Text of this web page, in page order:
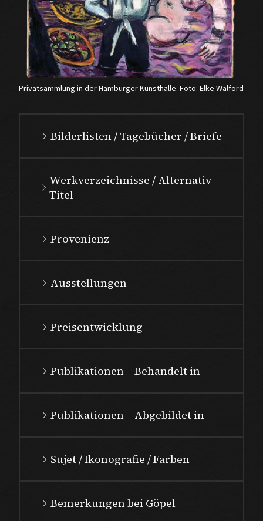
Privatsammlung in der Hamburger Kunsthalle. Foto: Elke Walford
Bilderlisten / Tagebücher / Briefe
Werkverzeichnisse / Alternativ-
Titel
Provenienz
Ausstellungen
Preisentwicklung
Publikationen – Behandelt in
Publikationen – Abgebildet in
Sujet / Ikonografie / Farben
Bemerkungen bei Göpel